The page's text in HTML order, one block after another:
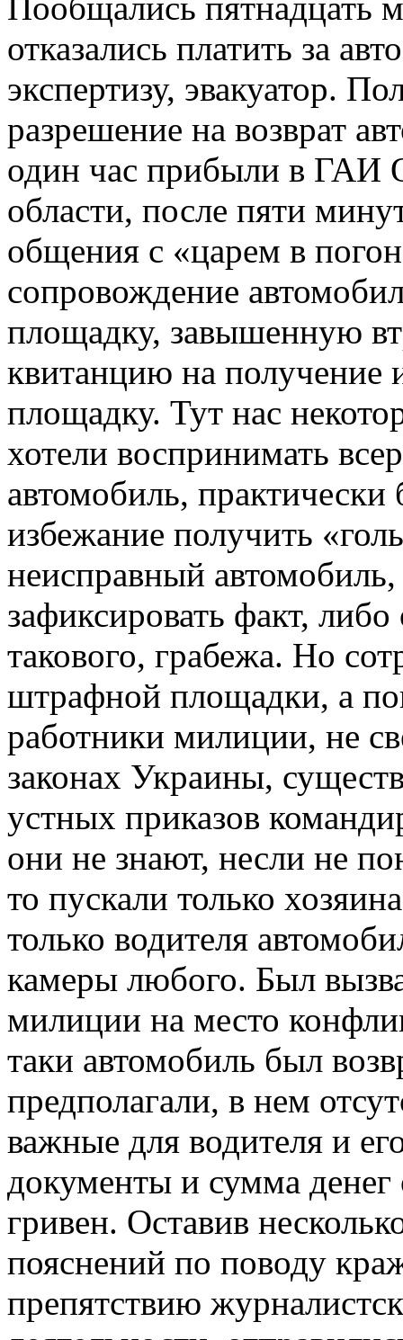
Пообщались пятнадцать
отказались платить за
экспертизу, эвакуатор.
разрешение на возврат
один час прибыли в ГАИ
области, после пяти
общения с «царем в
сопровождение
площадку, завышенную
квитанцию на получение
площадку. Тут нас
хотели воспринимать
автомобиль,
избежание получить
неисправный автомобиль,
зафиксировать факт, либо
такового, грабежа. Но
штрафной площадки, а
работники милиции, не
законах Украины,
устных приказов
они не знают, несли не
то пускали только
только водителя
камеры любого. Был
милиции на место
таки автомобиль был
предполагали, в нем
важные для водителя и
документы и сумма денег
гривен. Оставив
пояснений по поводу
препятствию